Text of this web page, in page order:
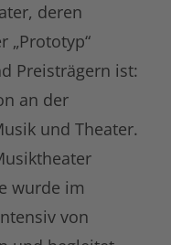
deren
„Prototyp“
Preisträgern ist:
an der
und Theater.
wurde im
von